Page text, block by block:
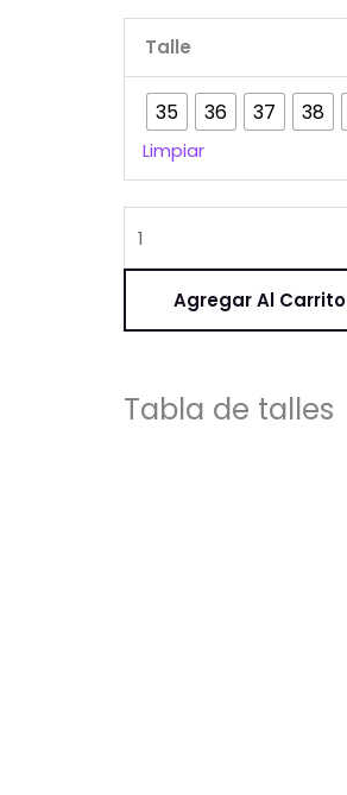
Talle
35 36 37 38
Limpiar
cantidad
Agregar Al Carrito
Tabla de talles